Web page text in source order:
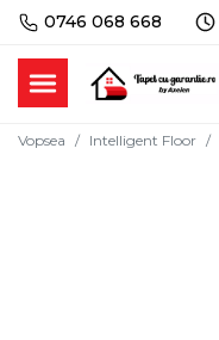
0746 068 668
Vopsea Intelligent Floor